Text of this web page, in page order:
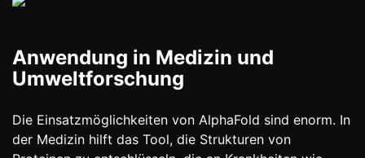
Anwendung in Medizin und
Umweltforschung
Die Einsatzmöglichkeiten von AlphaFold sind enorm. In
der Medizin hilft das Tool, die Strukturen von